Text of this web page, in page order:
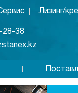
Лизинг/
28-38